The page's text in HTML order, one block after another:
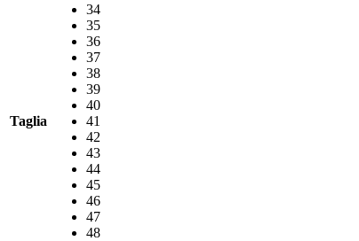
Taglia
34
35
36
37
38
39
40
41
42
43
44
45
46
47
48